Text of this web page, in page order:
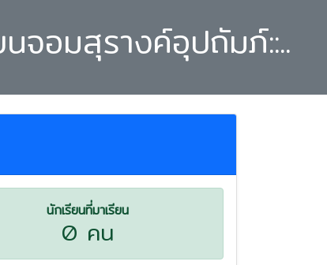
นจอมสุรางค์อุปถัมภ์::..
นักเรียนที่มาเรียน
0 คน